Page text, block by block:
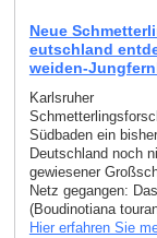
Neue
eutschland
weiden-
Karlsruher
Südbaden ein
Deutschland noch
gewiesener
Netz gegangen:
(Boudinotiana
Hier erfahren Sie